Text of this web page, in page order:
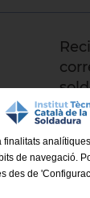
-
de navegació.
des de